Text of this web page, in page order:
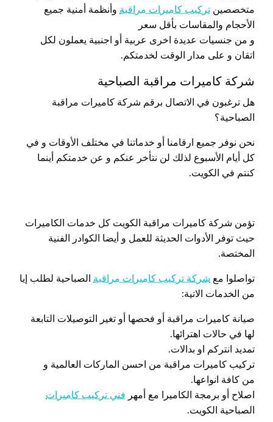
متخصصين تركيب كاميرات مراقبة وأنظمة أمنية جميع
الأحجام والمقاسات بأقل سعر
و من جنسيات عديدة اخرى عربية أو اجنبية يعملون لكل
اتقان و على مدار الوقت لخدمتكم.
شركة كاميرات مراقبة الصباحية
هل ترغبون في الاتصال برقم شركة كاميرات مراقبة
الصباحية؟
نحن نوفر جميع ارقامنا أو خدماتنا في مختلف الأوقات و في
كل أيام الأسبوع لذلك لن نتأخر عنكم و عن خدمتكم أينما
كنتم في الكويت.
تؤمن شركة كاميرات مراقبة الكويت كل خدمات الكاميرات
حيث توفر الأدوات الحديثة للعمل و أيضا الكوادر الفنية
المختصة.
تواصلوا مع شركة تركيب كاميرات مراقبة الصباحية لطلب إيا
من الخدمات الاتية:
صيانة كاميرات مراقبة أو فحصها أو تغير التوصيلات التابعة
لها في حالات اهترائها.
تمديد انتركم او بدالات.
تركيب كاميرات مراقبة من احسن الماركات العالمية و
من كافة انواعها.
اصلاح أو برمجة الكاميرا مع أمهر فني تركيب كاميرات
الصباحية الكويت.